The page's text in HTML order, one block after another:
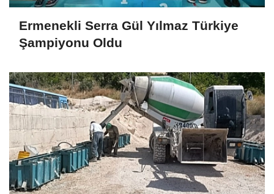
Ermenekli Serra Gül Yılmaz Türkiye
Şampiyonu Oldu